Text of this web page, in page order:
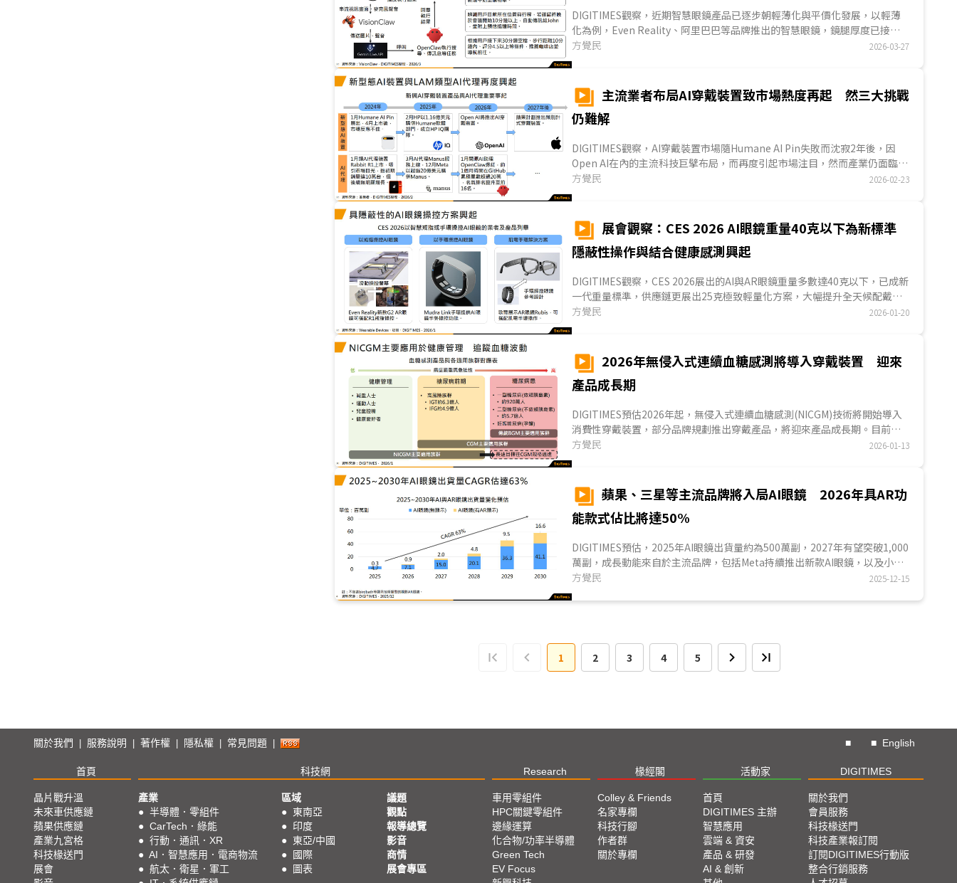
DIGITIMES觀察，近期智慧眼鏡產品已逐步朝輕薄化與平價化發展，以輕薄
化為例，Even Reality、阿里巴巴等品牌推出的智慧眼鏡，鏡腿厚度已接近
一般眼鏡外型；在平價化方面，美國亞馬遜Tech Glasses暢銷排行榜中，中
系品牌智慧眼鏡佔比高達88%，平均售價僅67美元，兩項趨勢皆有助提升消
例如阿里巴巴透過千問AI眼鏡垂直整合阿里生態系服務，開發者則推動
Meta、Rokid等AI眼鏡接入OpenClaw開源專案，顯示AI眼鏡正逐步朝AI
Agent入口方向發展。...
方覺民 2026-03-27
主流業者布局AI穿戴裝置致市場熱度再起 然三大挑戰
仍難解
DIGITIMES觀察，AI穿戴裝置市場隨Humane AI Pin失敗而沈寂2年後，因
Open AI在內的主流科技巨擘布局，而再度引起市場注目，然而產業仍面臨隱
私、續航、AI準確性三大難解的挑戰。AI穿戴裝置的核心價值在於讓用戶在移
動或被動狀態下，透過AI即時處理環境資訊並完成任務，儘管各大主流業者
隱私問題、電池續航力瓶頸及AI模型推論、執行任務的準確度等問題若無法
有效解決，即便初期能激起消費者購買，但消費者能否持續使用仍有待考
驗。...
方覺民 2026-02-23
展會觀察：CES 2026 AI眼鏡重量40克以下為新標準
隱蔽性操作與結合健康感測興起
DIGITIMES觀察，CES 2026展出的AI與AR眼鏡重量多數達40克以下，已成新
一代重量標準，供應鏈更展出25克極致輕量化方案，大幅提升全天候配戴的
可行性。同時，為解決用戶在公共場合操控語音指令時會自言自語的尷尬，
業界正積極導入結合隱蔽性操作的互動配件；另外，智慧眼鏡的功能正持續
方覺民 2026-01-20
2026年無侵入式連續血糖感測將導入穿戴裝置 迎來
產品成長期
DIGITIMES預估2026年起，無侵入式連續血糖感測(NICGM)技術將開始導入
消費性穿戴裝置，部分品牌規劃推出穿戴產品，將迎來產品成長期。目前穿
戴裝置健康感測器較多，包含血氧、心率、體溫感測器等，部分品牌業者考
慮簡化、統一感測技術方案，微縮感測器大小，並使用如短波紅外光(SWIR)
方覺民 2026-01-13
蘋果、三星等主流品牌將入局AI眼鏡 2026年具AR功
能款式佔比將達50%
DIGITIMES預估，2025年AI眼鏡出貨量約為500萬副，2027年有望突破1,000
萬副，成長動能來自於主流品牌，包括Meta持續推出新款AI眼鏡，以及小
米、阿里巴巴也於2025...
方覺民 2025-12-15
1 2 3 4 5
關於我們 服務說明 著作權 隱私權 常見問題 ■ ■ English
首頁 科技網 Research 椽經閣 活動家 DIGITIMES
晶片戰升溫
未來車供應鏈
蘋果供應鏈
產業九宮格
科技椽送門
展會
產業
● 半導體．零組件
● CarTech．綠能
● 行動．通訊．XR
● AI．智慧應用．電商物流
● 航太．衛星．軍工
區域
● 東南亞
● 印度
● 東亞/中國
●
國際
●
圖表
議題
觀點
報導總覽
影音
商情
展會專區
車用零組件
HPC關鍵零組件
邊緣運算
化合物/功率半導體
Green Tech
EV Focus
Colley & Friends
名家專欄
科技行腳
作者群
關於專欄
首頁
DIGITIMES 主辦
智慧應用
雲端 & 資安
產品 & 研發
AI & 創新
關於我們
會員服務
科技椽送門
科技產業報訂閱
訂閱DIGITIMES行動版
整合行銷服務